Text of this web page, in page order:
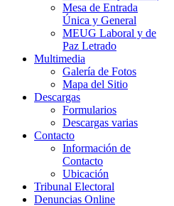
Mesa de Entrada
Única y General
MEUG Laboral y de
Paz Letrado
Multimedia
Galería de Fotos
Mapa del Sitio
Descargas
Formularios
Descargas varias
Contacto
Información de
Contacto
Ubicación
Tribunal Electoral
Denuncias Online